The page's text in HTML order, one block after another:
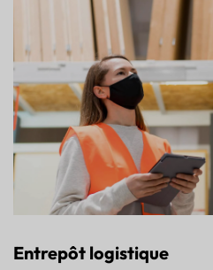
Entrepôt logistique